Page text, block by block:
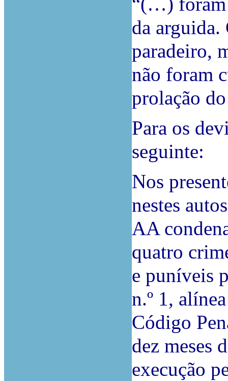
da arguida.
paradeiro,
não foram
prolação
Para os
seguinte:
Nos
nestes
AA
quatro
e puníveis
n.º 1,
Código
dez meses
execução